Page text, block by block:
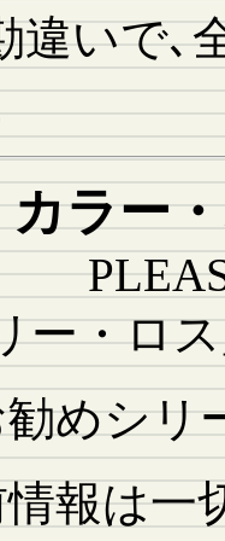
違いで､
カラー
ー・ロ
めシリ
報は一